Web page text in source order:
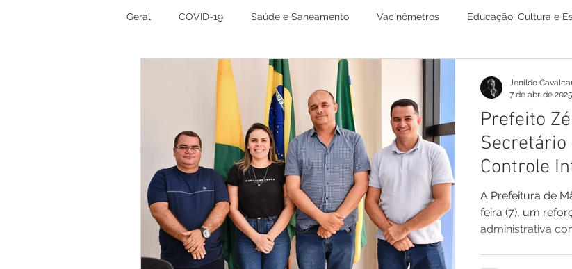
Geral COVID-19 Saúde e Saneamento Vacinômetros Educação, Cultura e
Gestão e Finanças Infra, Obra e Transporte
Concursos Comunicado Aniversário Defesa Civil
Datas Comemorativas POSSE Institucional e Governo
Convênios e Parcerias Licitações Carnaval Administração e Planejamento
Prefeito
Secretário
Controle
A Prefeitura de
feira (7), um
administrativa
Jenildo
7 de abr. de 2025